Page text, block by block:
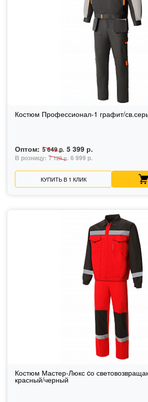
Костюм Профессионал-1 графит/
Оптом: 5 649 р. 5 399 р.
В розницу: 7 128 р. 6 999 р.
КУПИТЬ В 1 КЛИК
Костюм Мастер-Люкс cо
красный/черный